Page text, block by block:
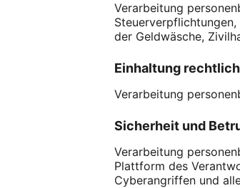
Verarbeitung
der Geldwäsche,
Einhaltung
Verarbeitung
Sicherheit und
Verarbeitung
Plattform des
Cyberangriffen und